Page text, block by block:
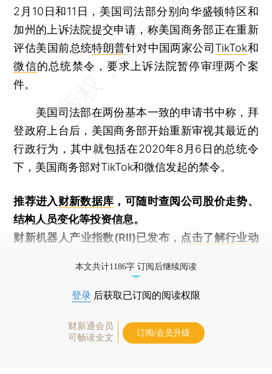
2月10日和11日，美国司法部分别向华盛顿特区和
加州的上诉法院提交申请，称美国商务部正在重新
评估美国前总统特朗普针对中国两家公司 TikTok和
微信的总统禁令，要求上诉法院暂停审理两个案
件。
美国司法部在两份基本一致的申请书中称，拜
登政府上台后，美国商务部开始重新审视其最近的
行政行为，其中就包括在2020年8月6日的总统令
下，美国商务部对TikTok和微信发起的禁令。
推荐进入财新数据库 ，可随时查阅公司股价走势、
结构人员变化等投资信息。
财新机器人产业指数(RII)已发布， 点击了解行业动
本文共计1186字 订阅后继续阅读
登录 后获取已订阅的阅读权限
财新通会员
可畅读全文
订阅/会员升级